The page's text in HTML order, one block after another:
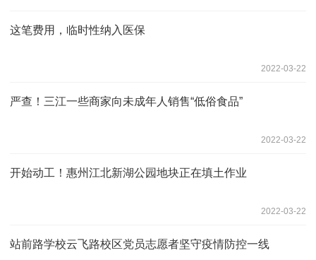
这笔费用，临时性纳入医保
2022-03-22
严查！三江一些商家向未成年人销售“低俗食品”
2022-03-22
开始动工！惠州江北新湖公园地块正在填土作业
2022-03-22
站前路学校云飞路校区党员志愿者坚守疫情防控一线